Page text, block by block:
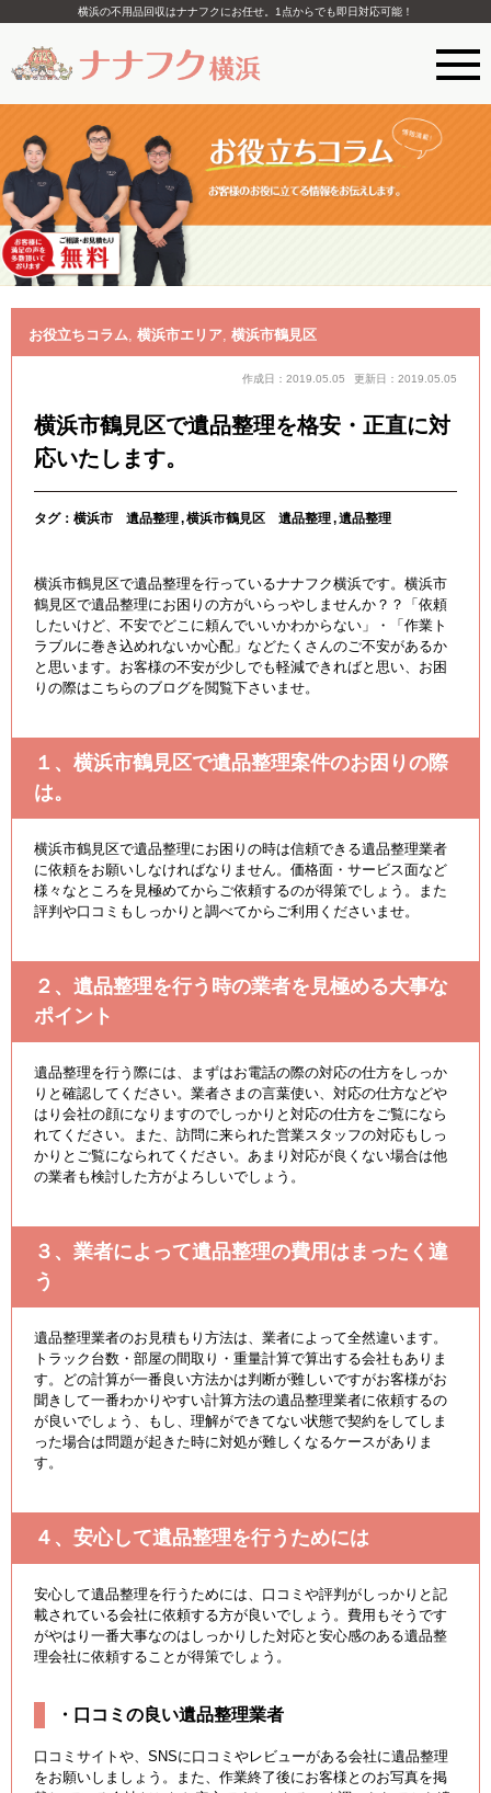
横浜の不用品回収はナナフクにお任せ。1点からでも即日対応可能！
お役立ちコラム, 横浜市エリア, 横浜市鶴見区
作成日：2019.05.05 更新日：2019.05.05
横浜市鶴見区で遺品整理を格安・正直に対
応いたします。
タグ： 横浜市 遺品整理 横浜市鶴見区 遺品整理 遺品整理
横浜市鶴見区で遺品整理を行っているナナフク横浜です。横浜市
鶴見区で遺品整理にお困りの方がいらっやしませんか？？「依頼
したいけど、不安でどこに頼んでいいかわからない」・「作業ト
ラブルに巻き込めれないか心配」などたくさんのご不安があるか
と思います。お客様の不安が少しでも軽減できればと思い、お困
りの際はこちらのブログを閲覧下さいませ。
１、横浜市鶴見区で遺品整理案件のお困りの際
は。
横浜市鶴見区で遺品整理にお困りの時は信頼できる遺品整理業者
に依頼をお願いしなければなりません。価格面・サービス面など
様々なところを見極めてからご依頼するのが得策でしょう。また
評判や口コミもしっかりと調べてからご利用くださいませ。
２、遺品整理を行う時の業者を見極める大事な
ポイント
遺品整理を行う際には、まずはお電話の際の対応の仕方をしっか
りと確認してください。業者さまの言葉使い、対応の仕方などや
はり会社の顔になりますのでしっかりと対応の仕方をご覧になら
れてください。また、訪問に来られた営業スタッフの対応もしっ
かりとご覧になられてください。あまり対応が良くない場合は他
の業者も検討した方がよろしいでしょう。
３、業者によって遺品整理の費用はまったく違
う
遺品整理業者のお見積もり方法は、業者によって全然違います。
トラック台数・部屋の間取り・重量計算で算出する会社もありま
す。どの計算が一番良い方法かは判断が難しいですがお客様がお
聞きして一番わかりやすい計算方法の遺品整理業者に依頼するの
が良いでしょう、もし、理解ができてない状態で契約をしてしま
った場合は問題が起きた時に対処が難しくなるケースがありま
す。
４、安心して遺品整理を行うためには
安心して遺品整理を行うためには、口コミや評判がしっかりと記
載されている会社に依頼する方が良いでしょう。費用もそうです
がやはり一番大事なのはしっかりした対応と安心感のある遺品整
理会社に依頼することが得策でしょう。
・口コミの良い遺品整理業者
口コミサイトや、SNSに口コミやレビューがある会社に遺品整理
をお願いしましょう。また、作業終了後にお客様とのお写真を掲